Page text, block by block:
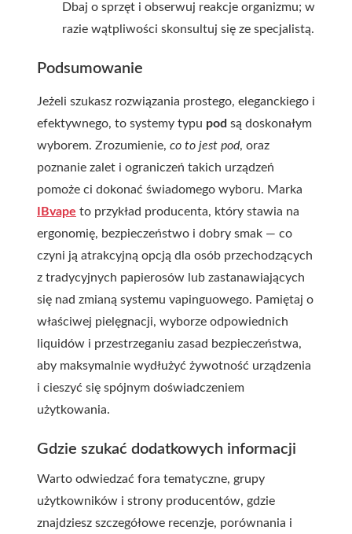
Dbaj o sprzęt i obserwuj reakcje organizmu; w
razie wątpliwości skonsultuj się ze specjalistą.
Podsumowanie
Jeżeli szukasz rozwiązania prostego, eleganckiego i
efektywnego, to systemy typu pod są doskonałym
wyborem. Zrozumienie, co to jest pod, oraz
poznanie zalet i ograniczeń takich urządzeń
pomoże ci dokonać świadomego wyboru. Marka
IBvape to przykład producenta, który stawia na
ergonomię, bezpieczeństwo i dobry smak — co
czyni ją atrakcyjną opcją dla osób przechodzących
z tradycyjnych papierosów lub zastanawiających
się nad zmianą systemu vapinguowego. Pamiętaj o
właściwej pielęgnacji, wyborze odpowiednich
liquidów i przestrzeganiu zasad bezpieczeństwa,
aby maksymalnie wydłużyć żywotność urządzenia
i cieszyć się spójnym doświadczeniem
użytkowania.
Gdzie szukać dodatkowych informacji
Warto odwiedzać fora tematyczne, grupy
użytkowników i strony producentów, gdzie
znajdziesz szczegółowe recenzje, porównania i